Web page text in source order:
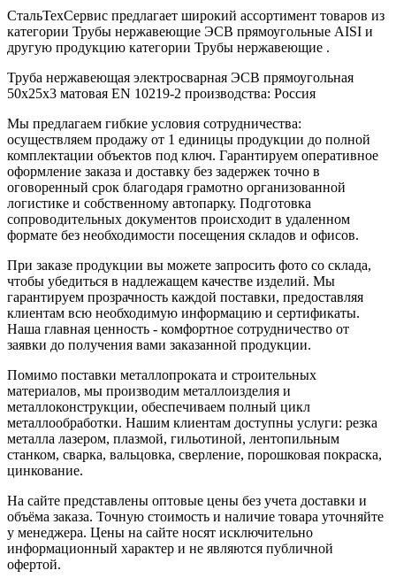
СтальТехСервис предлагает широкий ассортимент товаров из
категории Трубы нержавеющие ЭСВ прямоугольные AISI и
другую продукцию категории Трубы нержавеющие .
Труба нержавеющая электросварная ЭСВ прямоугольная
50x25x3 матовая EN 10219-2 производства: Россия
Мы предлагаем гибкие условия сотрудничества:
осуществляем продажу от 1 единицы продукции до полной
комплектации объектов под ключ. Гарантируем оперативное
оформление заказа и доставку без задержек точно в
оговоренный срок благодаря грамотно организованной
логистике и собственному автопарку. Подготовка
сопроводительных документов происходит в удаленном
формате без необходимости посещения складов и офисов.
При заказе продукции вы можете запросить фото со склада,
чтобы убедиться в надлежащем качестве изделий. Мы
гарантируем прозрачность каждой поставки, предоставляя
клиентам всю необходимую информацию и сертификаты.
Наша главная ценность - комфортное сотрудничество от
заявки до получения вами заказанной продукции.
Помимо поставки металлопроката и строительных
материалов, мы производим металлоизделия и
металлоконструкции, обеспечиваем полный цикл
металлообработки. Нашим клиентам доступны услуги: резка
металла лазером, плазмой, гильотиной, лентопильным
станком, сварка, вальцовка, сверление, порошковая покраска,
цинкование.
На сайте представлены оптовые цены без учета доставки и
объёма заказа. Точную стоимость и наличие товара уточняйте
у менеджера. Цены на сайте носят исключительно
информационный характер и не являются публичной
офертой.